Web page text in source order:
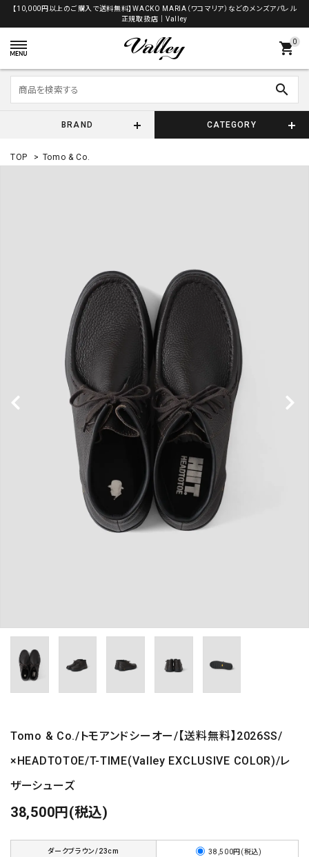
【10,000円以上のご購入で送料無料】WACKO MARIA（ワコマリア）などのメンズアパレル
正規取扱店│Valley
0
shopping_cart
search
BRAND CATEGORY
TOP > Tomo & Co.
Tomo & Co./トモアンドシーオー/【送料無料】2026SS/
×HEADTOTOE/T-TIME(Valley EXCLUSIVE COLOR)/レ
ザーシューズ
38,500円(税込)
ダークブラウン/23cm 38,500円(税込)